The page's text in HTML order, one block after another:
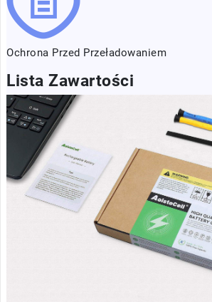
Ochrona Przed Przeładowaniem
Lista Zawartości